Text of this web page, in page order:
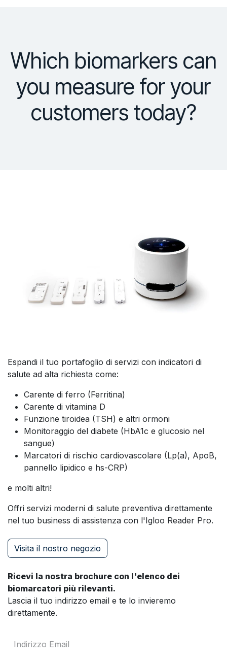
Which biomarkers can
you measure for your
customers today?
Espandi il tuo portafoglio di servizi con indicatori di
salute ad alta richiesta come:
Carente di ferro (Ferritina)
Carente di vitamina D
Funzione tiroidea (TSH) e altri ormoni
Monitoraggio del diabete (HbA1c e glucosio nel
sangue)
Marcatori di rischio cardiovascolare (Lp(a), ApoB,
pannello lipidico e hs-CRP)
e molti altri!
Offri servizi moderni di salute preventiva direttamente
nel tuo business di assistenza con l'Igloo Reader Pro.
Visita il nostro negozio
Ricevi la nostra brochure con l'elenco dei
biomarcatori più rilevanti.
Lascia il tuo indirizzo email e te lo invieremo
direttamente.